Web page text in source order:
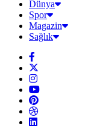
Dünya
Spor
Magazin
Sağlık